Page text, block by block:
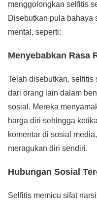
menggolongkan selfitis
Disebutkan pula bahaya
mental, seperti:
Menyebabkan Rasa
Telah disebutkan, selfitis
dari orang lain dalam
sosial. Mereka
harga diri sehingga
komentar di sosial
meragukan diri sendiri.
Hubungan Sosial
Selfitis memicu sifat